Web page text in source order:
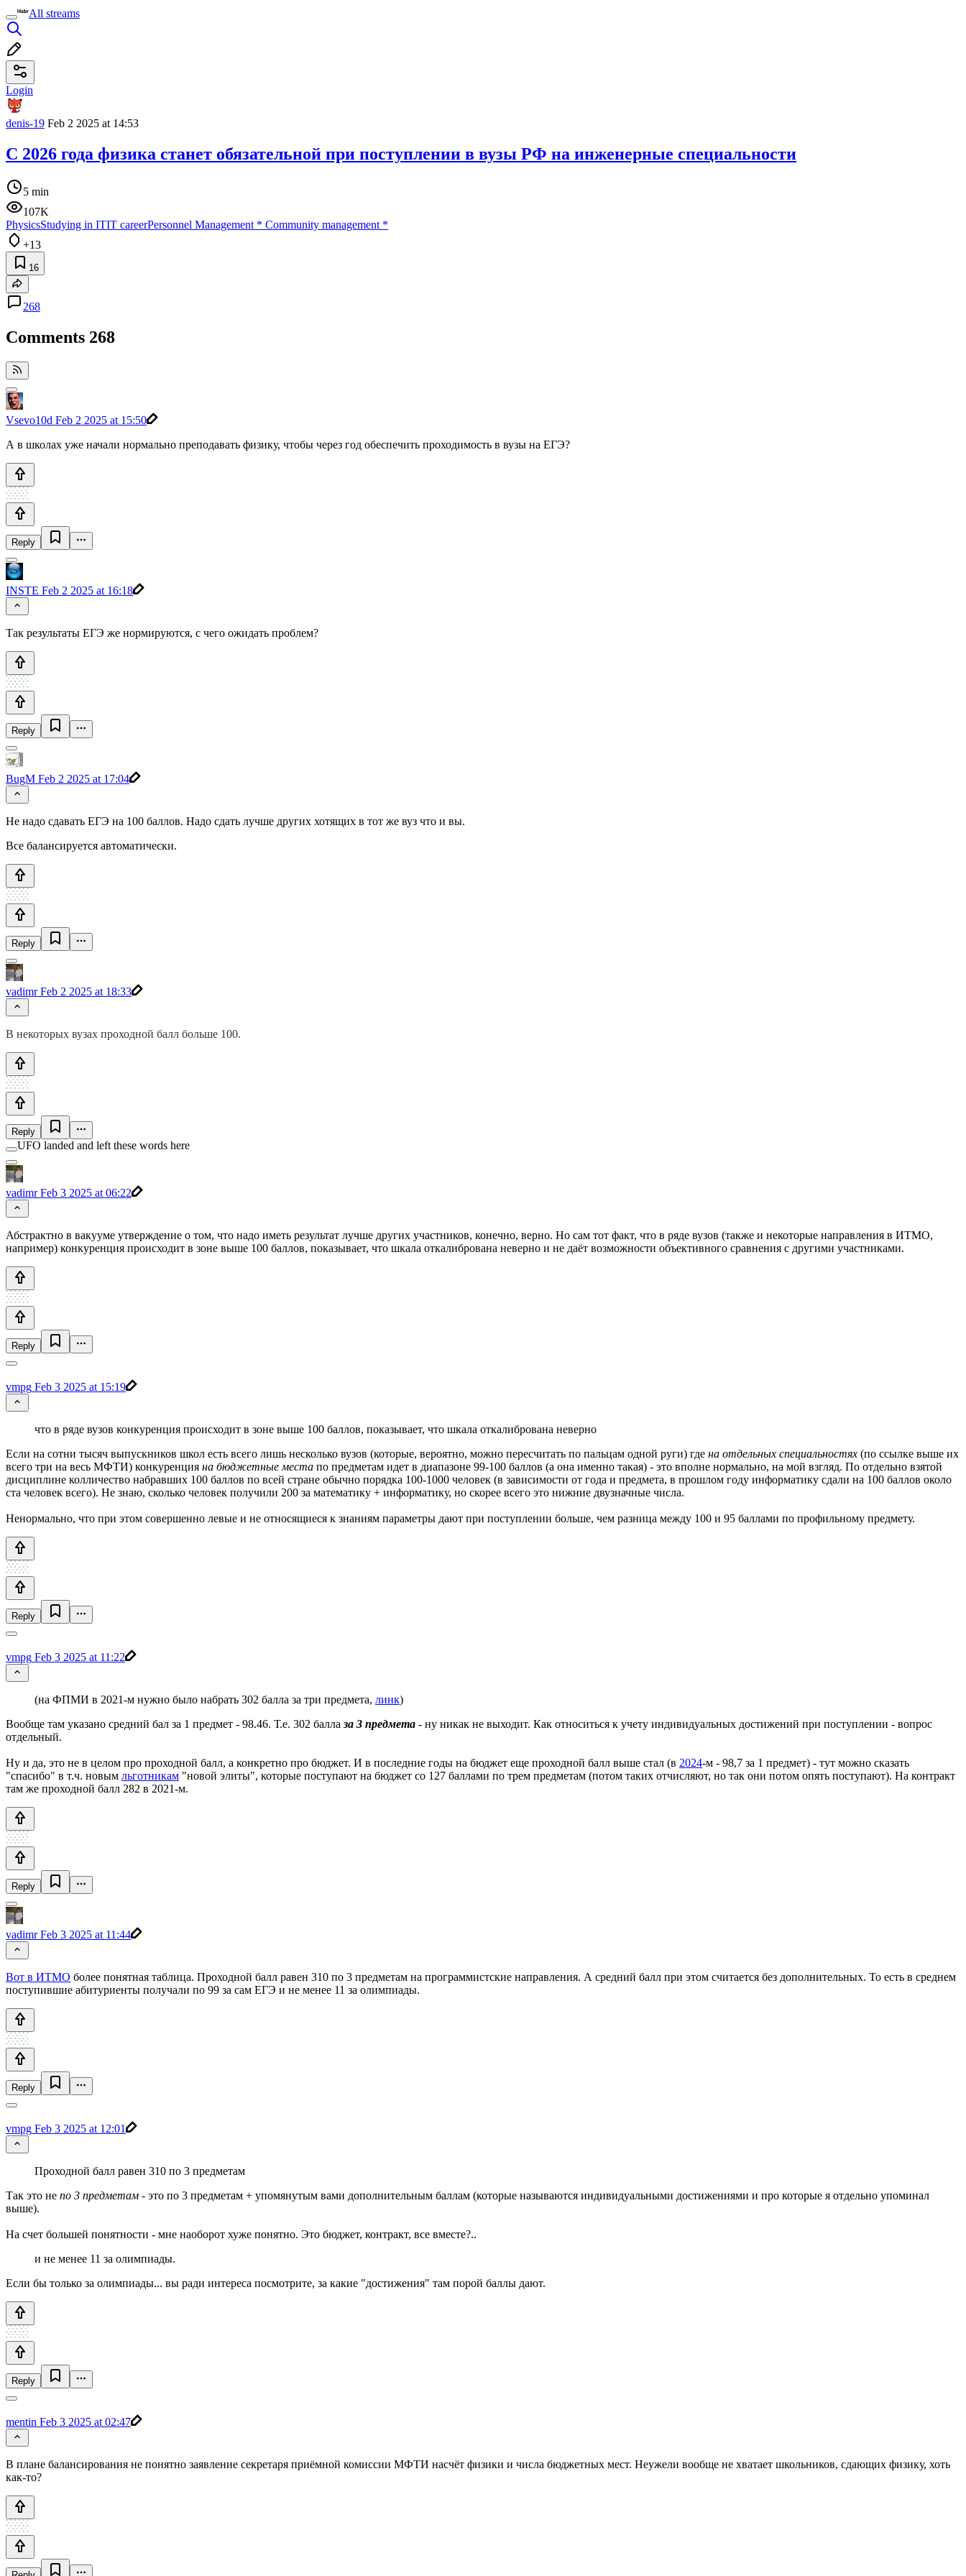
All streams
Login
denis-19 Feb 2 2025 at 14:53
С 2026 года физика станет обязательной при поступлении в вузы РФ на инженерные специальности
5 min
107K
PhysicsStudying in ITIT careerPersonnel Management * Community management *
+13
16
268
Comments 268
Vsevo10d Feb 2 2025 at 15:50
А в школах уже начали нормально преподавать физику, чтобы через год обеспечить проходимость в вузы на ЕГЭ?
Reply
INSTE Feb 2 2025 at 16:18
Так результаты ЕГЭ же нормируются, с чего ожидать проблем?
Reply
BugM Feb 2 2025 at 17:04
Не надо сдавать ЕГЭ на 100 баллов. Надо сдать лучше других хотящих в тот же вуз что и вы.
Все балансируется автоматически.
Reply
vadimrFeb 2 2025 at 18:33
В некоторых вузах проходной балл больше 100.
Reply
UFO landed and left these words here
vadimrFeb 3 2025 at 06:22
Абстрактно в вакууме утверждение о том, что надо иметь результат лучше других участников, конечно, верно. Но сам тот факт, что в ряде вузов (также и некоторые направления в ИТМО,
например) конкуренция происходит в зоне выше 100 баллов, показывает, что шкала откалибрована неверно и не даёт возможности объективного сравнения с другими участниками.
Reply
vmpg Feb 3 2025 at 15:19
что в ряде вузов конкуренция происходит в зоне выше 100 баллов, показывает, что шкала откалибрована неверно
Если на сотни тысяч выпускников школ есть всего лишь несколько вузов (которые, вероятно, можно пересчитать по пальцам одной руги) где на отдельных специальностях (по ссылке выше их
всего три на весь МФТИ) конкуренция на бюджетные места по предметам идет в диапазоне 99-100 баллов (а она именно такая) - это вполне нормально, на мой взгляд. По отдельно взятой
дисциплине колличество набравших 100 баллов по всей стране обычно порядка 100-1000 человек (в зависимости от года и предмета, в прошлом году информатику сдали на 100 баллов около
ста человек всего). Не знаю, сколько человек получили 200 за математику + информатику, но скорее всего это нижние двузначные числа.
Ненормально, что при этом совершенно левые и не относящиеся к знаниям параметры дают при поступлении больше, чем разница между 100 и 95 баллами по профильному предмету.
Reply
vmpg Feb 3 2025 at 11:22
(на ФПМИ в 2021-м нужно было набрать 302 балла за три предмета, линк)
Вообще там указано средний бал за 1 предмет - 98.46. Т.е. 302 балла за 3 предмета - ну никак не выходит. Как относиться к учету индивидуальных достижений при поступлении - вопрос
отдельный.
Ну и да, это не в целом про проходной балл, а конкретно про бюджет. И в последние годы на бюджет еще проходной балл выше стал (в 2024-м - 98,7 за 1 предмет) - тут можно сказать
"спасибо" в т.ч. новым льготникам "новой элиты", которые поступают на бюджет со 127 баллами по трем предметам (потом таких отчисляют, но так они потом опять поступают). На контракт
там же проходной балл 282 в 2021-м.
Reply
vadimrFeb 3 2025 at 11:44
Вот в ИТМО более понятная таблица. Проходной балл равен 310 по 3 предметам на программистские направления. А средний балл при этом считается без дополнительных. То есть в среднем
поступившие абитуриенты получали по 99 за сам ЕГЭ и не менее 11 за олимпиады.
Reply
vmpg Feb 3 2025 at 12:01
Проходной балл равен 310 по 3 предметам
Так это не по 3 предметам - это по 3 предметам + упомянутым вами дополнительным баллам (которые называются индивидуальными достижениями и про которые я отдельно упоминал
выше).
На счет большей понятности - мне наоборот хуже понятно. Это бюджет, контракт, все вместе?..
и не менее 11 за олимпиады.
Если бы только за олимпиады... вы ради интереса посмотрите, за какие "достижения" там порой баллы дают.
Reply
mentin Feb 3 2025 at 02:47
В плане балансирования не понятно заявление секретаря приёмной комиссии МФТИ насчёт физики и числа бюджетных мест. Неужели вообще не хватает школьников, сдающих физику, хоть
как-то?